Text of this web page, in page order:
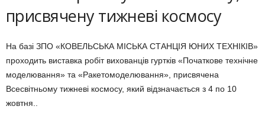
присвячену тижневі космосу
На базі ЗПО «КОВЕЛЬСЬКА МІСЬКА СТАНЦІЯ ЮНИХ ТЕХНІКІВ»
проходить виставка робіт вихованців гуртків «Початкове технічне
моделювання» та «Ракетомоделювання», присвячена
Всесвітньому тижневі космосу, який відзначається з 4 по 10
жовтня..